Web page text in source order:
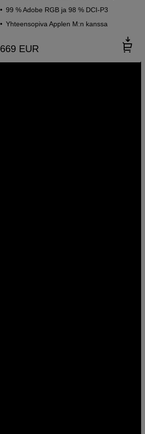
99 % Adobe RGB ja 98 % DCI-P3
Yhteensopiva Applen M:n kanssa
669 EUR